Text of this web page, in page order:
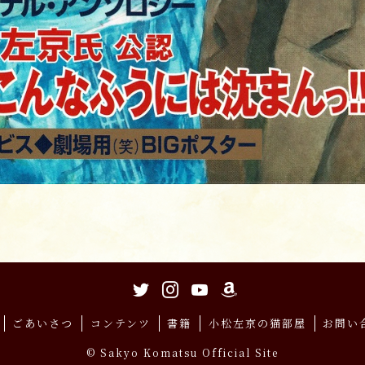
ごあいさつ コンテンツ 書籍 小松左京の猫部屋 お問い
© Sakyo Komatsu Official Site